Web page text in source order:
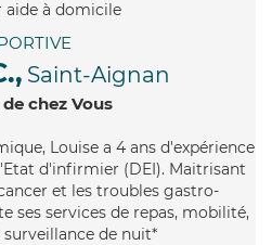
Saint-Aignan
chez Vous
Louise a 4 ans d'expérience
d'infirmier (DEI). Maitrisant
et les troubles gastro-
ses services de repas, mobilité,
de nuit*